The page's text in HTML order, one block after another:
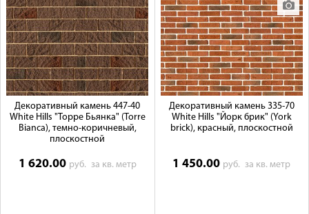
Декоративный камень 447-40
White Hills "Торре Бьянка" (Torre
Bianca), темно-коричневый,
плоскостной
1 620.00 руб. за кв. метр
Декоративный камень 335-70
White Hills "Йорк брик" (York
brick), красный, плоскостной
1 450.00 руб.за кв. метр